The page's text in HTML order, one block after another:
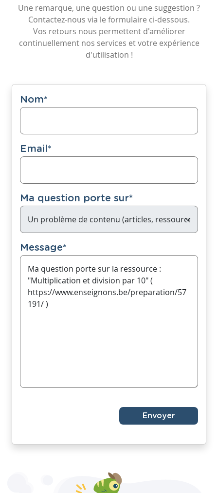
Une remarque, une question ou une suggestion ?
Contactez-nous via le formulaire ci-dessous.
Vos retours nous permettent d'améliorer
continuellement nos services et votre expérience
d'utilisation !
Nom*
Email*
Ma question porte sur*
Message*
Envoyer